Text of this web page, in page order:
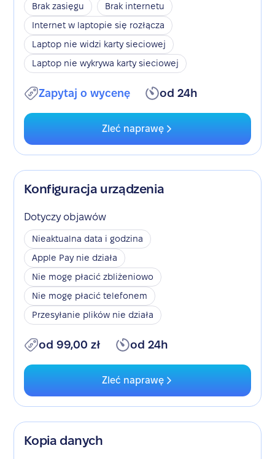
Brak zasięgu
Brak internetu
Internet w laptopie się rozłącza
Laptop nie widzi karty sieciowej
Laptop nie wykrywa karty sieciowej
Zapytaj o wycenę od 24h
Zleć naprawę
Konfiguracja urządzenia
Dotyczy objawów
Nieaktualna data i godzina
Apple Pay nie działa
Nie mogę płacić zbliżeniowo
Nie mogę płacić telefonem
Przesyłanie plików nie działa
od 99,00 zł od 24h
Zleć naprawę
Kopia danych